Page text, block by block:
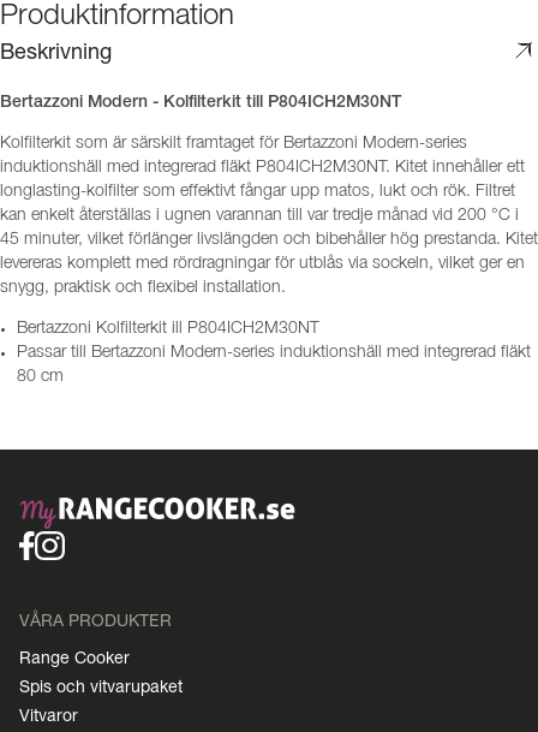
Produktinformation
Beskrivning
Bertazzoni Modern - Kolfilterkit till P804ICH2M30NT
Kolfilterkit som är särskilt framtaget för Bertazzoni Modern-series
induktionshäll med integrerad fläkt P804ICH2M30NT. Kitet innehåller ett
longlasting-kolfilter som effektivt fångar upp matos, lukt och rök. Filtret
kan enkelt återställas i ugnen varannan till var tredje månad vid 200 °C i
45 minuter, vilket förlänger livslängden och bibehåller hög prestanda. Kitet
levereras komplett med rördragningar för utblås via sockeln, vilket ger en
snygg, praktisk och flexibel installation.
Bertazzoni Kolfilterkit ill P804ICH2M30NT
Passar till Bertazzoni Modern-series induktionshäll med integrerad fläkt
80 cm
VÅRA PRODUKTER
Range Cooker
Spis och vitvarupaket
Vitvaror